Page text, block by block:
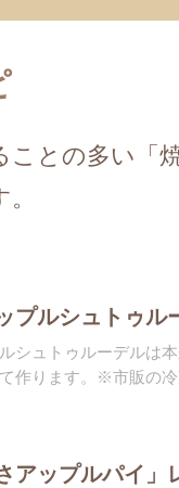
との多い「
プルシュトゥ
シュトゥルーデルは
作ります。※市販の
アップルパイ」